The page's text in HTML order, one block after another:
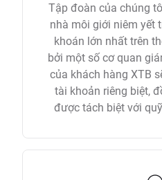
Tập đoàn của chúng
nhà môi giới niêm yết
khoán lớn nhất trên
bởi một số cơ quan
của khách hàng XTB
tài khoản riêng biệt,
được tách biệt với